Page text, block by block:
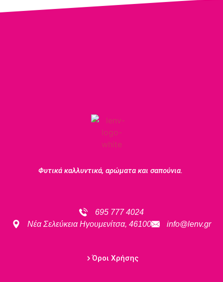
Φυτικά καλλυντικά, αρώματα και σαπούνια.
695 777 4024
Νέα Σελεύκεια Ηγουμενίτσα, 46100
info@lenv.gr
Όροι Χρήσης